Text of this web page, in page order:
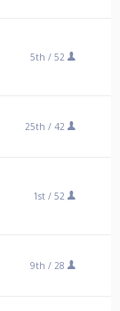
5th / 52
25th / 42
1st / 52
9th / 28